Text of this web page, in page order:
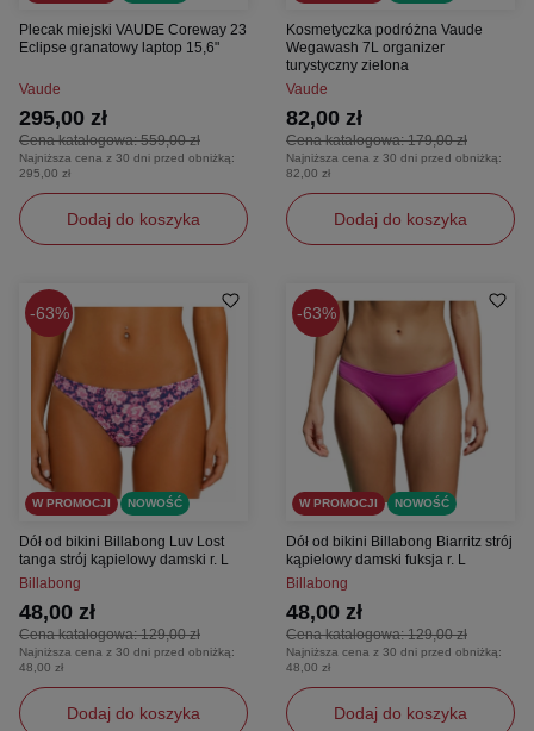
Plecak miejski VAUDE Coreway 23
Eclipse granatowy laptop 15,6"
Vaude
Cena katalogowa:559,00 zł
295,00 zł
Najniższa cena z 30 dni przed obniżką:
295,00 zł
Dodaj do koszyka
Kosmetyczka podróżna Vaude
Wegawash 7L organizer
turystyczny zielona
Vaude
Cena katalogowa:179,00 zł
82,00 zł
Najniższa cena z 30 dni przed obniżką:
82,00 zł
Dodaj do koszyka
63%
W PROMOCJI NOWOŚĆ
Dół od bikini Billabong Luv Lost
tanga strój kąpielowy damski r. L
Billabong
Cena katalogowa:129,00 zł
48,00 zł
Najniższa cena z 30 dni przed obniżką:
48,00 zł
Dodaj do koszyka
63%
W PROMOCJI NOWOŚĆ
Dół od bikini Billabong Biarritz strój
kąpielowy damski fuksja r. L
Billabong
Cena katalogowa:129,00 zł
48,00 zł
Najniższa cena z 30 dni przed obniżką:
48,00 zł
Dodaj do koszyka